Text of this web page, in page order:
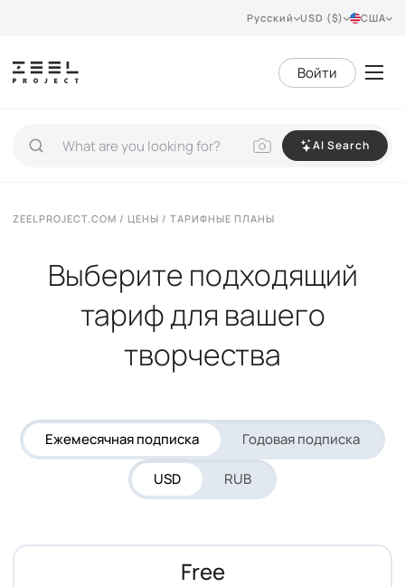
Русский USD ($) США
Войти
AI Search
ZEELPROJECT.COM / ЦЕНЫ / ТАРИФНЫЕ ПЛАНЫ
Выберите подходящий
тариф для вашего
творчества
Ежемесячная подписка Годовая подписка
USD RUB
Free